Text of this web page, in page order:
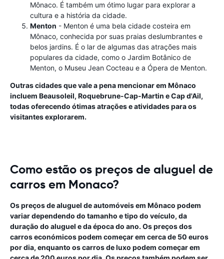
Mônaco. É também um ótimo lugar para explorar a
cultura e a história da cidade.
Menton - Menton é uma bela cidade costeira em
Mônaco, conhecida por suas praias deslumbrantes e
belos jardins. É o lar de algumas das atrações mais
populares da cidade, como o Jardim Botânico de
Menton, o Museu Jean Cocteau e a Ópera de Menton.
Outras cidades que vale a pena mencionar em Mônaco
incluem Beausoleil, Roquebrune-Cap-Martin e Cap d'Ail,
todas oferecendo ótimas atrações e atividades para os
visitantes explorarem.
Como estão os preços de aluguel de
carros em Monaco?
Os preços de aluguel de automóveis em Mônaco podem
variar dependendo do tamanho e tipo do veículo, da
duração do aluguel e da época do ano. Os preços dos
carros económicos podem começar em cerca de 50 euros
por dia, enquanto os carros de luxo podem começar em